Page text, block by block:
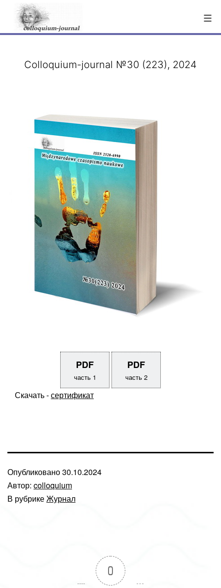
Перейти
содержимому
Colloquium-journal №30 (223), 2024
PDF
часть 1
PDF
часть 2
Скачать -сертификат
Опубликовано30.10.2024
Автор: colloquium
В рубрикеЖурнал
0